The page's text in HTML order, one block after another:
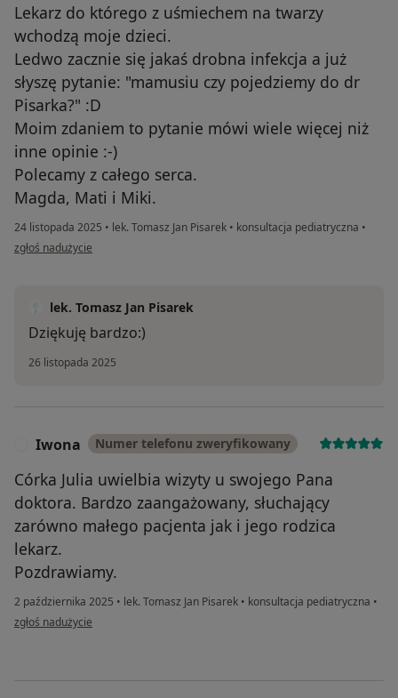
Lekarz do którego z uśmiechem na twarzy
wchodzą moje dzieci.
Ledwo zacznie się jakaś drobna infekcja a już
słyszę pytanie: "mamusiu czy pojedziemy do dr
Pisarka?" :D
Moim zdaniem to pytanie mówi wiele więcej niż
inne opinie :-)
Polecamy z całego serca.
Magda, Mati i Miki.
24 listopada 2025 • lek. Tomasz Jan Pisarek • konsultacja pediatryczna •
w opinii użytkownika Magda
zgłoś nadużycie
lek. Tomasz Jan Pisarek
Dziękuję bardzo:)
26 listopada 2025
Iwona Numer telefonu zweryfikowany
Córka Julia uwielbia wizyty u swojego Pana
doktora. Bardzo zaangażowany, słuchający
zarówno małego pacjenta jak i jego rodzica
lekarz.
Pozdrawiamy.
2 października 2025 • lek. Tomasz Jan Pisarek • konsultacja pediatryczna •
w opinii użytkownika Iwona
zgłoś nadużycie